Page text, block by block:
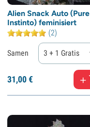
Alien Snack Auto (Pure
Instinto) feminisiert
(2)
Samen 3 + 1 Gratis
31,00€